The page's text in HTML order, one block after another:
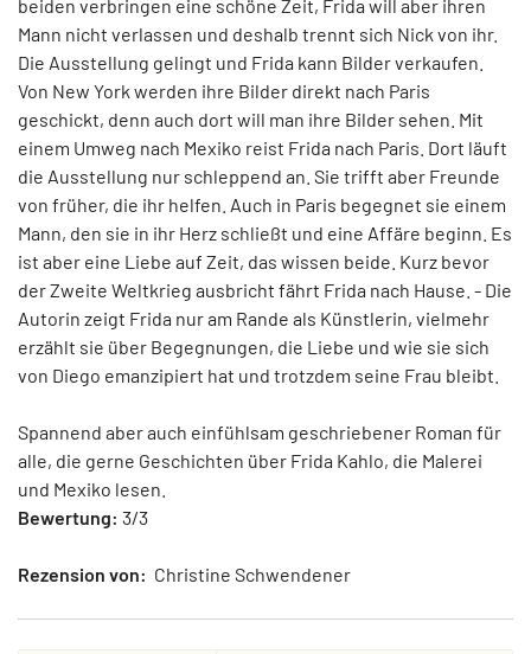
beiden verbringen eine schöne Zeit, Frida will aber ihren
Mann nicht verlassen und deshalb trennt sich Nick von ihr.
Die Ausstellung gelingt und Frida kann Bilder verkaufen.
Von New York werden ihre Bilder direkt nach Paris
geschickt, denn auch dort will man ihre Bilder sehen. Mit
einem Umweg nach Mexiko reist Frida nach Paris. Dort läuft
die Ausstellung nur schleppend an. Sie trifft aber Freunde
von früher, die ihr helfen. Auch in Paris begegnet sie einem
Mann, den sie in ihr Herz schließt und eine Affäre beginn. Es
ist aber eine Liebe auf Zeit, das wissen beide. Kurz bevor
der Zweite Weltkrieg ausbricht fährt Frida nach Hause. - Die
Autorin zeigt Frida nur am Rande als Künstlerin, vielmehr
erzählt sie über Begegnungen, die Liebe und wie sie sich
von Diego emanzipiert hat und trotzdem seine Frau bleibt.
Spannend aber auch einfühlsam geschriebener Roman für
alle, die gerne Geschichten über Frida Kahlo, die Malerei
und Mexiko lesen.
Bewertung: 3/3
Rezension von: Christine Schwendener